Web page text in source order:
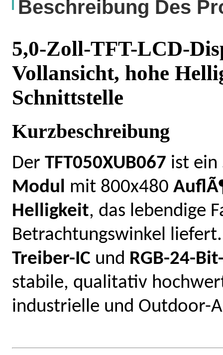
Beschreibung Des
5,0-Zoll-TFT-LCD-
Vollansicht, hohe
Schnittstelle
Kurzbeschreibung
Der TFT050XUB067 ist ein
Modul mit 800x480
Helligkeit, das lebendige
Betrachtungswinkel
Treiber-IC und RGB-24-
stabile, qualitativ
industrielle und Outdoor-